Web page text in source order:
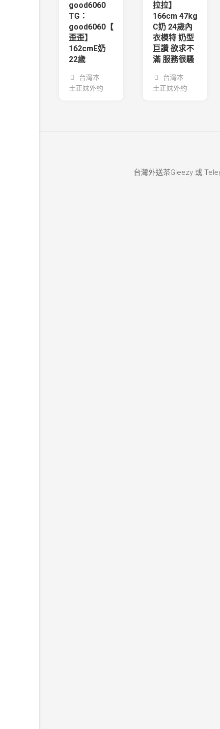
good6060
TG：
good6060【
歪歪】
162cmE奶
22歲
台灣本
土正妹外約
拉拉】
166cm 47kg
C奶 24歲內
衣模特 奶型
巨讚 欲求不
滿 服務很騷
台灣本
土正妹外約
台灣外送茶Gleezy 或